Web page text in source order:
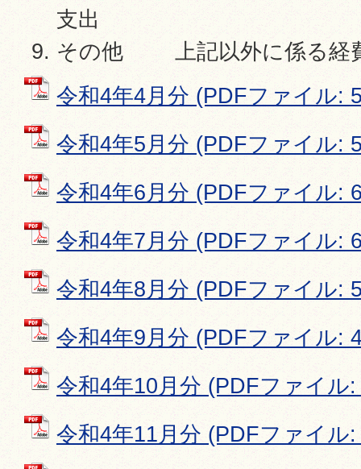
支出
その他 上記以外に係る経
令和4年4月分 (PDFファイル:
令和4年5月分 (PDFファイル:
令和4年6月分 (PDFファイル:
令和4年7月分 (PDFファイル:
令和4年8月分 (PDFファイル:
令和4年9月分 (PDFファイル:
令和4年10月分 (PDFファイル
令和4年11月分 (PDFファイル